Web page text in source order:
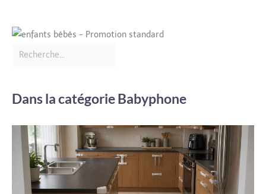
Dans la catégorie Babyphone